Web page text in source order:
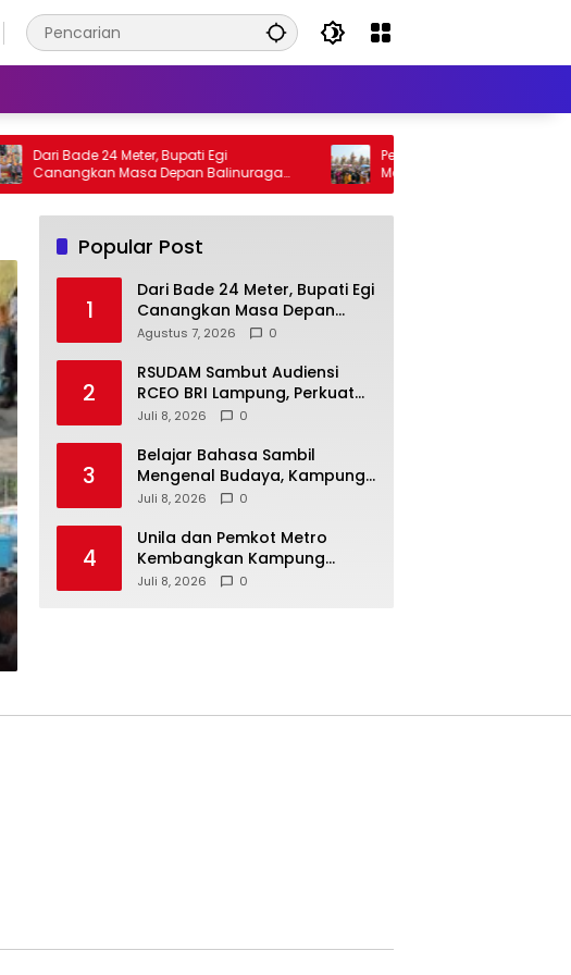
Dari Bade 24 Meter, Bupati Egi
Canangkan Masa Depan Balinuraga
sebagai Ikon Wisata Budaya
Pesona Ngaben Massal
Memikat, Wisatawan Italia:
Mencintai Budaya Indonesia
Popular Post
1
Dari Bade 24 Meter, Bupati Egi
Canangkan Masa Depan
Balinuraga sebagai Ikon
Agustus 7, 2026 0
2
RSUDAM Sambut Audiensi
RCEO BRI Lampung, Perkuat
Kolaborasi untuk
SDM
Juli 8, 2026 0
3
Belajar Bahasa Sambil
Mengenal Budaya, Kampung
Prancis Metro Diminati
Juli 8, 2026 0
4
Unila dan Pemkot Metro
Kembangkan Kampung
Prancis, Perkuat SDM
Juli 8, 2026 0